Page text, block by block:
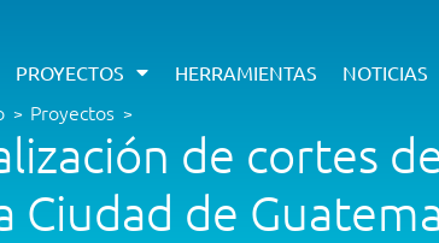
PROYECTOS HERRAMIENTAS NOTICIAS
> Proyectos >
de cortes
Ciudad de